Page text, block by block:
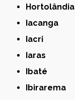
Hortolândia
Iacanga
Iacri
Iaras
Ibaté
Ibirarema